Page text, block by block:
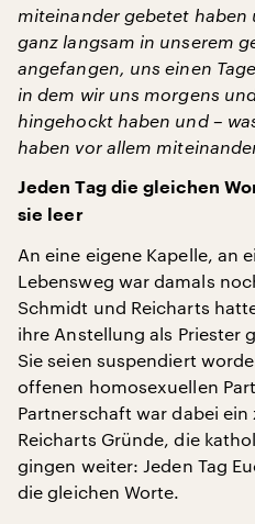
miteinander gebetet haben
ganz langsam in unserem
angefangen, uns einen
in dem wir uns morgens
hingehockt haben und –
haben vor allem
Jeden Tag die gleichen
sie leer
An eine eigene Kapelle, an
Lebensweg war damals
Schmidt und Reicharts
ihre Anstellung als Priester
Sie seien suspendiert
offenen homosexuellen
Partnerschaft war dabei
Reicharts Gründe, die
gingen weiter: Jeden Tag
die gleichen Worte.